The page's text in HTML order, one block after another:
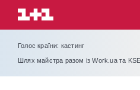
Голос країни: кастинг
Шлях майстра разом із Work.ua та